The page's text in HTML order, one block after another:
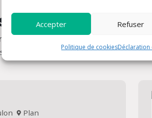
Accepter Refuser
Politique de cookies
un prêtre, prier ou nous
heureuse de vous accueillir,
Plan